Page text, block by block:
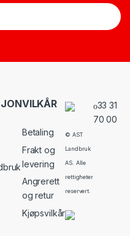
VILKÅR
Betaling
Frakt og
levering
Angrerett
og retur
Kjøpsvilkår
© AST
Landbruk
AS. Alle
rettigheter
reservert.
33 31
70 00